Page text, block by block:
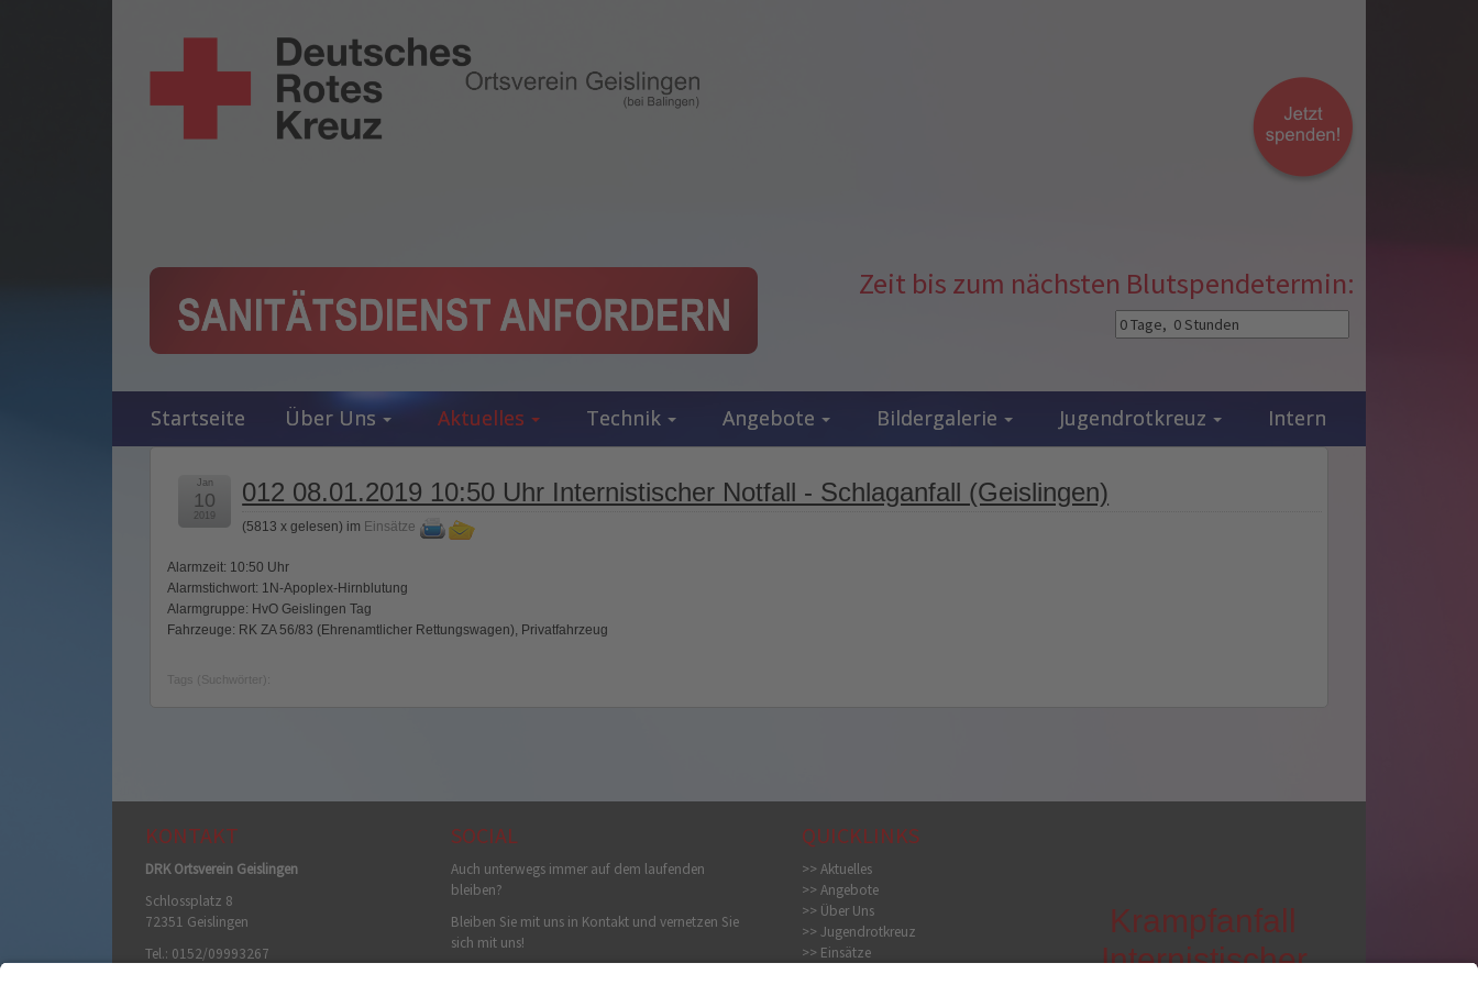
Zeit bis zum nächsten Blutspendetermin:
Startseite Über Uns Aktuelles Technik Angebote Bildergalerie Jugendrotkreuz Intern
012 08.01.2019 10:50 Uhr Internistischer Notfall - Schlaganfall (Geislingen)
(5813 x gelesen) im Einsätze
Jan
10
2019
Alarmzeit: 10:50 Uhr
Alarmstichwort: 1N-Apoplex-Hirnblutung
Alarmgruppe: HvO Geislingen Tag
Fahrzeuge: RK ZA 56/83 (Ehrenamtlicher Rettungswagen), Privatfahrzeug
Tags (Suchwörter):
KONTAKT
DRK Ortsverein Geislingen
Schlossplatz 8
72351 Geislingen
Tel.: 0152/09993267
SOCIAL
Auch unterwegs immer auf dem laufenden
bleiben?
Bleiben Sie mit uns in Kontakt und vernetzen Sie
sich mit uns!
QUICKLINKS
>> Aktuelles
>> Angebote
>> Über Uns
>> Jugendrotkreuz
>> Einsätze
Internistischer
Krampfanfall